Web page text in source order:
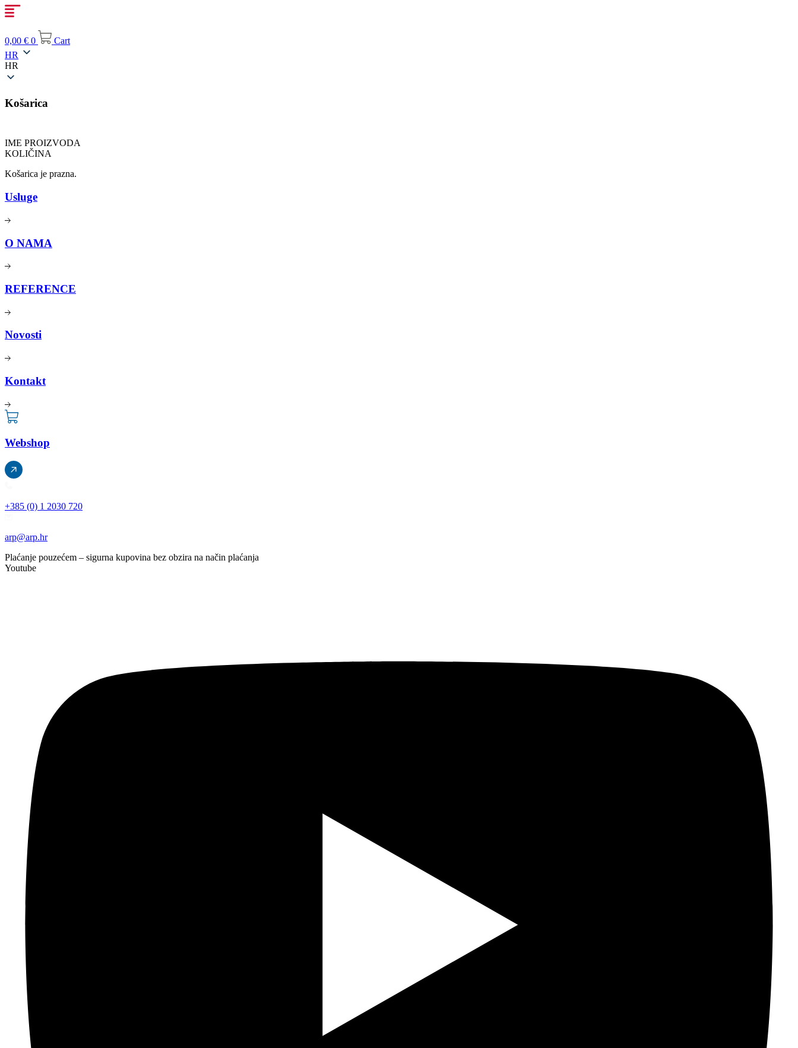
Idi
na
0,00 € 0
Cart
HR
HR
Košarica
IME PROIZVODA
KOLIČINA
Košarica je prazna.
Usluge
O NAMA
REFERENCE
Novosti
Kontakt
Webshop
+385 (0) 1 2030 720
arp@arp.hr
Plaćanje pouzećem – sigurna kupovina bez obzira na način plaćanja
Youtube